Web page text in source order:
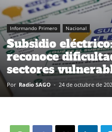
Informando Primero Nacional
Subsidio
reconoce
sectores
Por Radio SAGO - 24 de octubre de